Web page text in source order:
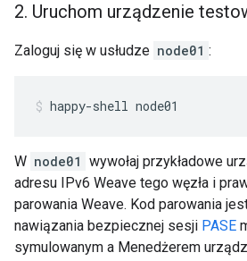
2. Uruchom urządzenie
Zaloguj się w usłudze node01 :
happy-shell node01
W node01 wywołaj przykładowe
adresu IPv6 Weave tego węzła i
parowania Weave. Kod parowania
nawiązania bezpiecznej sesji PASE
symulowanym a Menedżerem